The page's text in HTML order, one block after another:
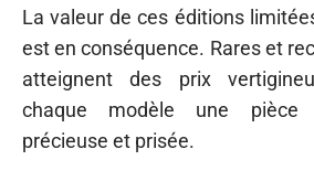
La valeur de ces éditions
est en conséquence. Rares et
atteignent des prix
chaque modèle une pièce
précieuse et prisée.